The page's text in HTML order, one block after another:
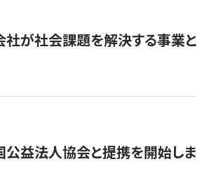
社が社会課題を解決する事業
公益法人協会と提携を開始し